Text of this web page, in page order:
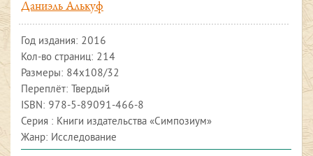
Даниэль Алькуф
Год издания: 2016
Кол-во страниц: 214
Размеры: 84х108/32
Переплёт: Твердый
ISBN: 978-5-89091-466-8
Серия : Книги издательства «Симпозиум»
Жанр: Исследование